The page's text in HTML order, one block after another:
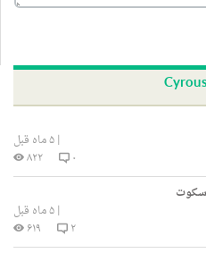
|۵ ماه قبل
۰
۸۲۲
سکوت
|۵ ماه قبل
۲
۶۱۹